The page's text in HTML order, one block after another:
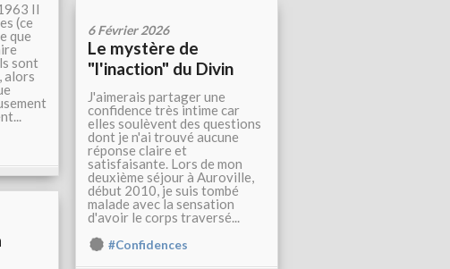
Il
(ce
que
sont
alors
6 Février 2026
Le mystère de
"l'inaction" du Divin
J'aimerais partager une
confidence très intime car
elles soulèvent des questions
dont je n'ai trouvé aucune
réponse claire et
satisfaisante. Lors de mon
deuxième séjour à Auroville,
début 2010, je suis tombé
malade avec la sensation
d'avoir le corps traversé...
#Confidences